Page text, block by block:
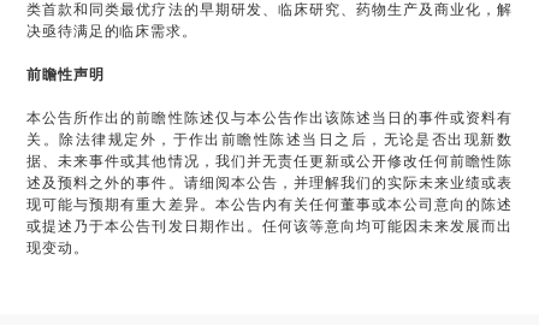
类首款和同类最优疗法的早期研发、临床研究、药物生产及商业化，解
决亟待满足的临床需求。
前瞻性声明
本公告所作出的前瞻性陈述仅与本公告作出该陈述当日的事件或资料有
关。除法律规定外，于作出前瞻性陈述当日之后，无论是否出现新数
据、未来事件或其他情况，我们并无责任更新或公开修改任何前瞻性陈
述及预料之外的事件。请细阅本公告，并理解我们的实际未来业绩或表
现可能与预期有重大差异。本公告内有关任何董事或本公司意向的陈述
或提述乃于本公告刊发日期作出。任何该等意向均可能因未来发展而出
现变动。